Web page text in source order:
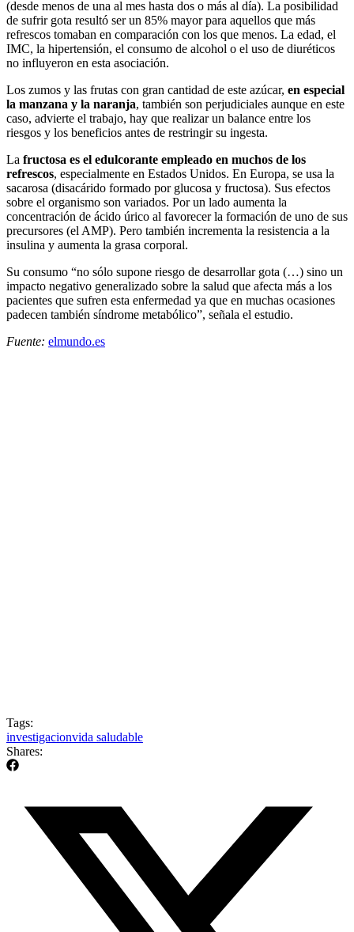
(desde menos de una al mes hasta dos o más al día). La posibilidad
de sufrir gota resultó ser un 85% mayor para aquellos que más
refrescos tomaban en comparación con los que menos. La edad, el
IMC, la hipertensión, el consumo de alcohol o el uso de diuréticos
no influyeron en esta asociación.
Los zumos y las frutas con gran cantidad de este azúcar, en especial
la manzana y la naranja, también son perjudiciales aunque en este
caso, advierte el trabajo, hay que realizar un balance entre los
riesgos y los beneficios antes de restringir su ingesta.
La fructosa es el edulcorante empleado en muchos de los
refrescos, especialmente en Estados Unidos. En Europa, se usa la
sacarosa (disacárido formado por glucosa y fructosa). Sus efectos
sobre el organismo son variados. Por un lado aumenta la
concentración de ácido úrico al favorecer la formación de uno de sus
precursores (el AMP). Pero también incrementa la resistencia a la
insulina y aumenta la grasa corporal.
Su consumo “no sólo supone riesgo de desarrollar gota (…) sino un
impacto negativo generalizado sobre la salud que afecta más a los
pacientes que sufren esta enfermedad ya que en muchas ocasiones
padecen también síndrome metabólico”, señala el estudio.
Fuente: elmundo.es
Tags:
investigacionvida saludable
Shares: